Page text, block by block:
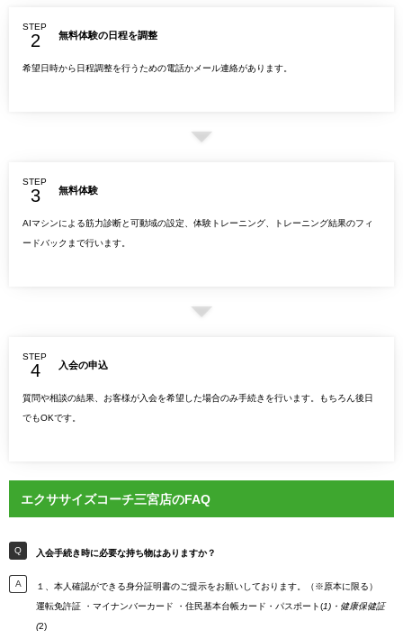
STEP
無料体験の日程を調整
希望日時から日程調整を行うための電話かメール連絡があります。
STEP
無料体験
AIマシンによる筋力診断と可動域の設定、体験トレーニング、トレーニング結果のフィ
ードバックまで行います。
STEP
入会の申込
質問や相談の結果、お客様が入会を希望した場合のみ手続きを行います。もちろん後日
でもOKです。
エクササイズコーチ三宮店のFAQ
入会手続き時に必要な持ち物はありますか？
１、本人確認ができる身分証明書のご提示をお願いしております。（※原本に限る）
運転免許証 ・マイナンバーカード ・住民基本台帳カード・パスポート(1)・健康保健証
(2)